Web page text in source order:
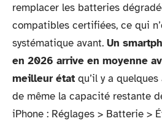
remplacer les batteries
compatibles certifiées, ce qui
systématique avant. Un
en 2026 arrive en moyenne
meilleur état qu’il y a
de même la capacité restante
iPhone : Réglages > Batterie >